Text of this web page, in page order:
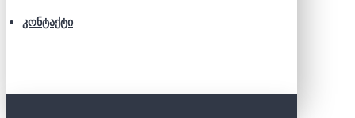
ᲙᲝᲜᲢᲐᲥᲢᲘ